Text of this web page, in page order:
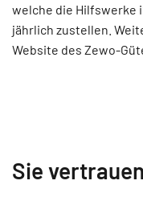
welche die Hilfswerke
jährlich zustellen.
Website des Zewo-
Sie